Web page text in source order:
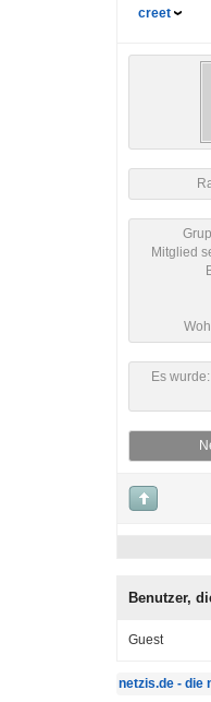
creet
Mitglied
Es
Benutzer,
Guest
netzis.de - die